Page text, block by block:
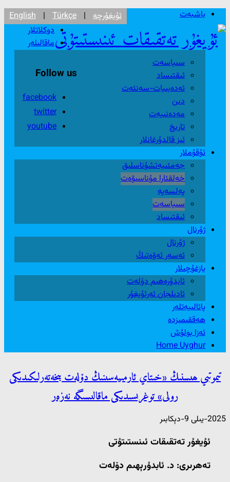
ئۇيغۇرچە |
English | Türkçe
Follow us
facebook
twitter
youtube
باشبەت
دوكلاتلار
ماقالىلەر
سىياسەت
ئىقتىساد
ئەدەبىيات-سەنئەت
دىن
مەدەنىيەت
تارىخ
ئىز قالدۇرغانلار
ئۇقۇملار
جەمئىيەتشۇناسلىق
خەلقئارا مۇناسىۋەت
پەلسەپە
سىياسەت
ئىقتىساد
ژۇرنال
ژۇرنال
ئەسەر ئەۋەتىڭ
يازغۇچىلار
ئابدۇرەھىم دۆلەت
ئادىلجان ئەرئۇيغۇر
پائالىيەتلەر
ھەققىمىزدە
ئەزا بولۇش
Home Uyghur
تىموتىي ھىسنىڭ «خىتاي ئارمىيەسىنىڭ دۆلەت بىخەتەرلىكىدىكى
رولى» توغرىسىدىكى ماقالىسىگە نەزەر
2025-يىلى 9-دېكابىر
ئۇيغۇر تەتقىقات ئىنستىتۇتى
تەھرىرى: د. ئابدۇرېھىم دۆلەت